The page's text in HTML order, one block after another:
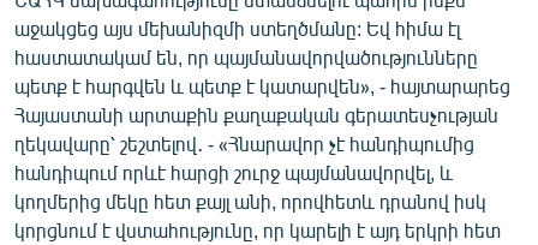
աջակցեց այս մեխանիզմի ստեղծմանը: Եվ հիմա էլ
հաստատակամ են, որ պայմանավորվածությունները
պետք է հարգվեն և պետք է կատարվեն», - հայտարարեց
Հայաստանի արտաքին քաղաքական գերատեսչության
ղեկավարը՝ շեշտելով․ - «Հնարավոր չէ հանդիպումից
հանդիպում որևէ հարցի շուրջ պայմանավորվել, և
կողմերից մեկը հետ քայլ անի, որովհետև դրանով իսկ
կորցնում է վստահությունը, որ կարելի է այդ երկրի հետ